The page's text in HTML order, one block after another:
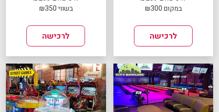
במקום ₪300
לרכישה
בשווי ₪350
לרכישה